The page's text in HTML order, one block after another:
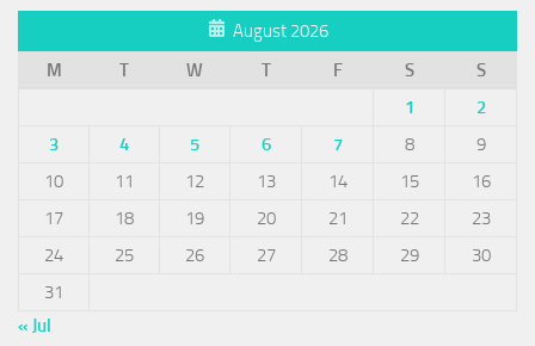
August 2026
M
T W T F S
S
1
2
3
4 5 6 7 8
9
10
11 12 13 14 15
16
17
18 19 20 21 22
23
24
25 26 27 28 29
30
31
« Jul